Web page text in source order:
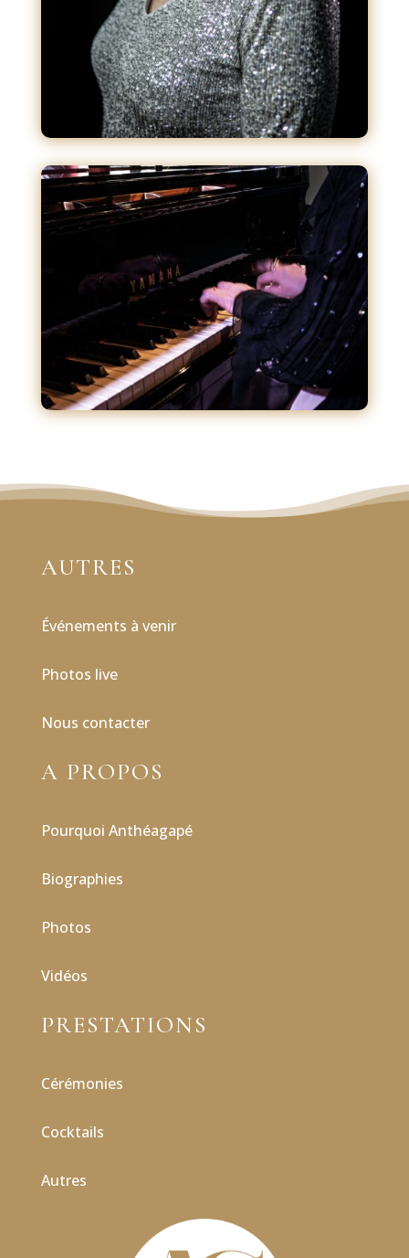
AUTRES
Événements à venir
Photos live
Nous contacter
A PROPOS
Pourquoi Anthéagapé
Biographies
Photos
Vidéos
PRESTATIONS
Cérémonies
Cocktails
Autres